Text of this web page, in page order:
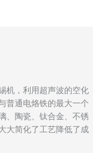
机，利用超声波的空化
普通电烙铁的最大一个
、陶瓷、钛合金、不锈
大简化了工艺降低了成